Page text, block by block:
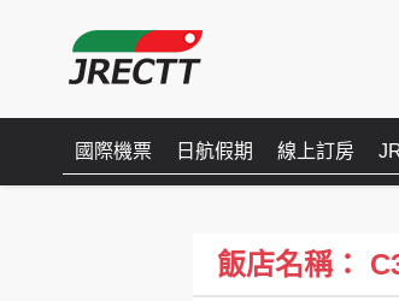
國際機票 日航假期 線上訂房
飯店名稱：